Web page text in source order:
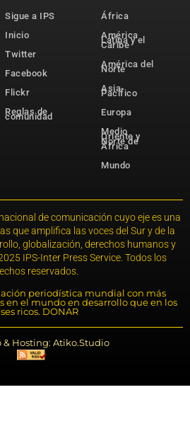
Sigue a IPS
Inicio
Twitter
Facebook
Flickr
Reglas de
comunidad
África
América
Latina y el
Caribe
América del
Norte
Asia-
Pacífico
Europa
Medio
Oriente y
Norte de
África
Mundo
de comunicación cuyo eje es una
que amplifica las voces del Sur y de la
globalización, derechos humanos y
IPS-Inter Press Service. Todos los
reservados.
periodística mundial con más
en el mundo en desarrollo que en los
ricos. DONAR
& Hosting: Atiko.Studio